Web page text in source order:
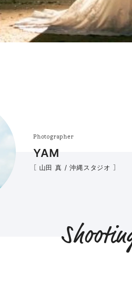
Photographer
YAM
［ 山田 真 / 沖縄スタジオ ］